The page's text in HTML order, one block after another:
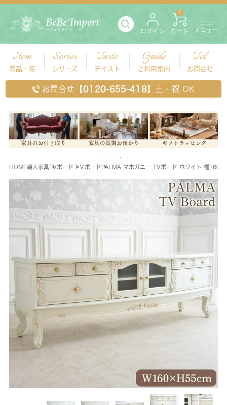
ログイン カート
0
メニュー
Item
商品一覧
Series
シリーズ
Taste
テイスト
Guide
ご利用案内
Tel
お問合せ
お問合せ 【0120-655-418】 土・祝 OK
HOME輸入家具TVボード ＴＶボードPALMA マホガニー TVボード ホワイト 幅